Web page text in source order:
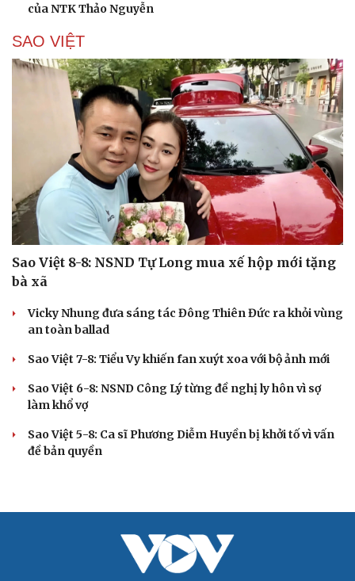
của NTK Thảo Nguyễn
SAO VIỆT
Sao Việt 8-8: NSND Tự Long mua xế hộp mới tặng
bà xã
Vicky Nhung đưa sáng tác Đông Thiên Đức ra khỏi vùng
an toàn ballad
Sao Việt 7-8: Tiểu Vy khiến fan xuýt xoa với bộ ảnh mới
Sao Việt 6-8: NSND Công Lý từng đề nghị ly hôn vì sợ
làm khổ vợ
Sao Việt 5-8: Ca sĩ Phương Diễm Huyền bị khởi tố vì vấn
đề bản quyền